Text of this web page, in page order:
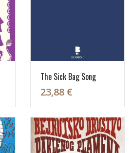
The Sick Bag Song
23,88 €